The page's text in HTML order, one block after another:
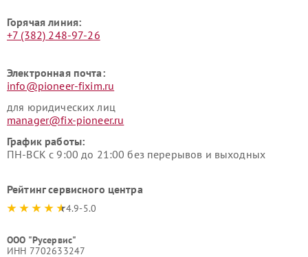
Горячая линия:
+7 (382) 248-97-26
Электронная почта:
info@pioneer-fixim.ru
для юридических лиц
manager@fix-pioneer.ru
График работы:
ПН-ВСК с 9:00 до 21:00 без перерывов и выходных
Рейтинг сервисного центра
4.9-5.0
ООО "Русервис"
ИНН 7702633247